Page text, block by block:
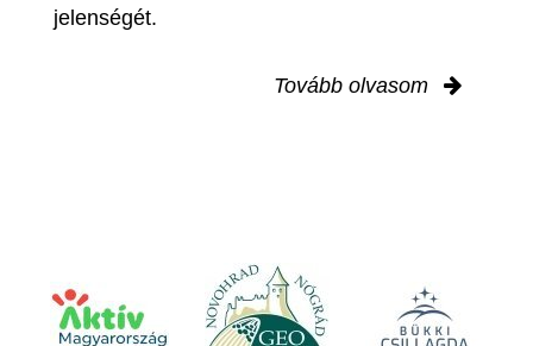
jelenségét.
Tovább olvasom